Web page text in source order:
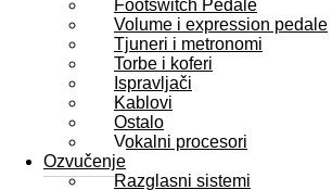
Footswitch Pedale
Volume i expression pedale
Tjuneri i metronomi
Torbe i koferi
Ispravljači
Kablovi
Ostalo
Vokalni procesori
Ozvučenje
Razglasni sistemi